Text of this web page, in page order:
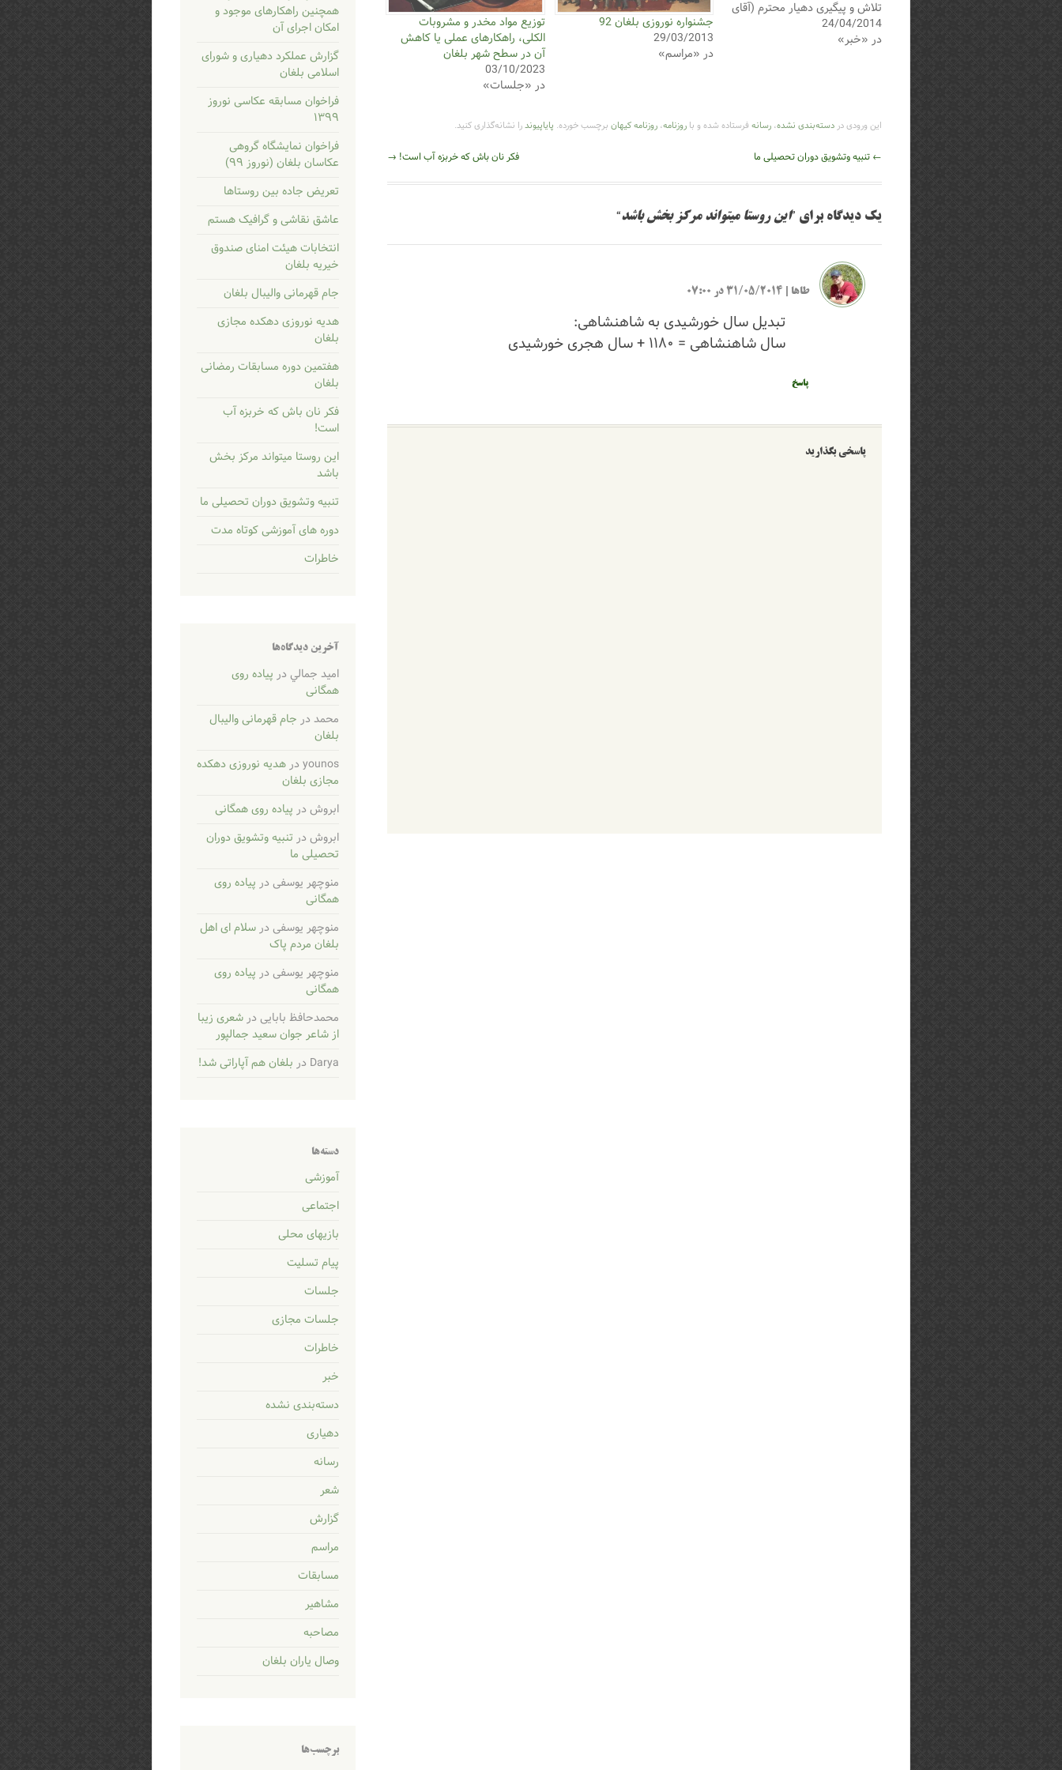
تلاش و پیگیری دهیار محترم (آقای
شعیب رجایی) کلیه کارهای صدور
فیش و پرداخت وجه تعیین شده
24/04/2014
در «خبر»
جشنواره نوروزی بلغان 92
29/03/2013
در «مراسم»
توزیع مواد مخدر و مشروبات
الکلی، راهکارهای عملی یا کاهش
آن در سطح شهر بلغان
03/10/2023
در «جلسات»
این ورودی در دسته‌بندی نشده، رسانه فرستاده شده و با روزنامه، روزنامه کیهان برچسب خورده. پایاپیوندرا نشانه‌گذاری کنید.
ناوبری
← تنبیه وتشویق دوران تحصیلی ما فکر نان باش که خربزه آب است! →
یک دیدگاه برای ”این روستا میتواند مرکز بخش باشد“
طاها 31/05/2014 در 07:00
تبدیل سال خورشیدی به شاهنشاهی:
سال شاهنشاهی = ۱۱۸۰ + سال هجری خورشیدی
پاسخ
پاسخی بگذارید
همچنین راهکارهای موجود و
امکان اجرای آن
گزارش عملکرد دهیاری و شورای
اسلامی بلغان
فراخوان مسابقه عکاسی نوروز
۱۳۹۹
فراخوان نمایشگاه گروهی
عکاسان بلغان (نوروز ۹۹)
تعریض جاده بین روستاها
عاشق نقاشی و گرافیک هستم
انتخابات هیئت امنای صندوق
خیریه بلغان
جام قهرمانی والیبال بلغان
هدیه نوروزی دهکده مجازی
بلغان
هفتمین دوره مسابقات رمضانی
بلغان
فکر نان باش که خربزه آب
است!
این روستا میتواند مرکز بخش
باشد
تنبیه وتشویق دوران تحصیلی ما
دوره های آموزشی کوتاه مدت
خاطرات
آخرین دیدگاه‌ها
اميد جمالي در پیاده روی
همگانی
محمد در جام قهرمانی والیبال
بلغان
younos درهدیه نوروزی دهکده
مجازی بلغان
ابروش در پیاده روی همگانی
ابروش در تنبیه وتشویق دوران
تحصیلی ما
منوچهر یوسفی در پیاده روی
همگانی
منوچهر یوسفی درسلام ای اهل
بلغان مردم پاک
منوچهر یوسفی در پیاده روی
همگانی
محمدحافظ بابایی درشعری زیبا
از شاعر جوان سعید جمالپور
Darya در بلغان هم آپاراتی شد!
دسته‌ها
آموزشی
اجتماعی
بازیهای محلی
پیام تسلیت
جلسات
جلسات مجازی
خاطرات
خبر
دسته‌بندی نشده
دهیاری
رسانه
شعر
گزارش
مراسم
مسابقات
مشاهیر
مصاحبه
وصال یاران بلغان
برچسب‌ها